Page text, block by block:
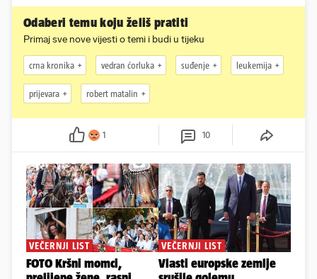
Odaberi temu koju želiš pratiti
Primaj sve nove vijesti o temi i budi u tijeku
crna kronika vedran ćorluka suđenje leukemija
prijevara robert matalin
1 10